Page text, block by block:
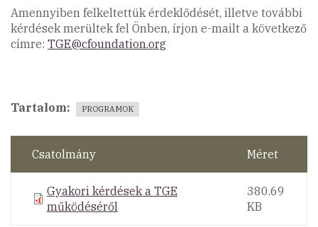
Amennyiben felkeltettük érdeklődését, illetve további
kérdések merültek fel Önben, írjon e-mailt a következő
címre: TGE@cfoundation.org
Tartalom PROGRAMOK
Csatolmány Méret
Gyakori kérdések a TGE
működéséről
380.69
KB